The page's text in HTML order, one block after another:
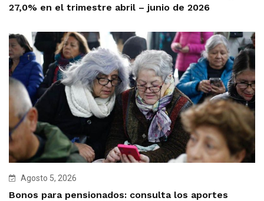
27,0% en el trimestre abril – junio de 2026
Agosto 5, 2026
Bonos para pensionados: consulta los aportes